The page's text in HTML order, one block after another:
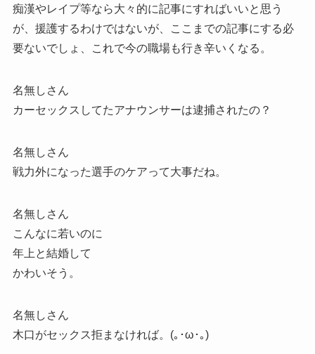
痴漢やレイプ等なら大々的に記事にすればいいと思う
が、援護するわけではないが、ここまでの記事にする必
要ないでしょ、これで今の職場も行き辛いくなる。
名無しさん
カーセックスしてたアナウンサーは逮捕されたの？
名無しさん
戦力外になった選手のケアって大事だね。
名無しさん
こんなに若いのに
年上と結婚して
かわいそう。
名無しさん
木口がセックス拒まなければ。(｡･ω･｡)